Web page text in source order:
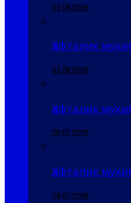
01.08.2026
Ҳафталик
01.08.2026
Ҳафталик
25.07.2026
Ҳафталик
18.07.2026